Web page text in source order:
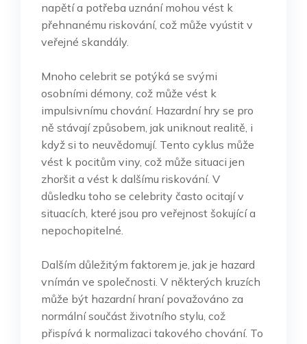
napětí a potřeba uznání mohou vést k
přehnanému riskování, což může vyústit v
veřejné skandály.
Mnoho celebrit se potýká se svými
osobními démony, což může vést k
impulsivnímu chování. Hazardní hry se pro
ně stávají způsobem, jak uniknout realitě, i
když si to neuvědomují. Tento cyklus může
vést k pocitům viny, což může situaci jen
zhoršit a vést k dalšímu riskování. V
důsledku toho se celebrity často ocitají v
situacích, které jsou pro veřejnost šokující a
nepochopitelné.
Dalším důležitým faktorem je, jak je hazard
vnímán ve společnosti. V některých kruzích
může být hazardní hraní považováno za
normální součást životního stylu, což
přispívá k normalizaci takového chování. To